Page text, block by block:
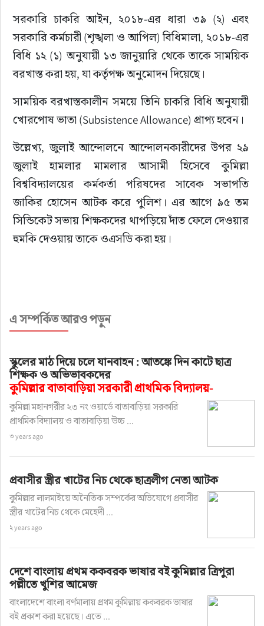
সরকারি চাকরি আইন, ২০১৮-এর ধারা ৩৯ (২) এবং
সরকারি কর্মচারী (শৃঙ্খলা ও আপিল) বিধিমালা, ২০১৮-এর
বিধি ১২ (১) অনুযায়ী ১৩ জানুয়ারি থেকে তাকে সাময়িক
বরখাস্ত করা হয়, যা কর্তৃপক্ষ অনুমোদন দিয়েছে।
সাময়িক বরখাস্তকালীন সময়ে তিনি চাকরি বিধি অনুযায়ী
খোরপোষ ভাতা (Subsistence Allowance) প্রাপ্য হবেন।
উল্লেখ্য, জুলাই আন্দোলনে আন্দোলনকারীদের উপর ২৯
জুলাই হামলার মামলার আসামী হিসেবে কুমিল্লা
বিশ্ববিদ্যালয়ের কর্মকর্তা পরিষদের সাবেক সভাপতি
জাকির হোসেন আটক করে পুলিশ। এর আগে ৯৫ তম
সিন্ডিকেট সভায় শিক্ষকদের থাপড়িয়ে দাঁত ফেলে দেওয়ার
হুমকি দেওয়ায় তাকে ওএসডি করা হয়।
এ সম্পর্কিত আরও পড়ুন
স্কুলের মাঠ দিয়ে চলে যানবাহন : আতঙ্কে দিন কাটে ছাত্র
শিক্ষক ও অভিভাবকদের
কুমিল্লার বাতাবাড়িয়া সরকারী প্রাথমিক বিদ্যালয়-
কুমিল্লা মহানগরীর ২৩ নং ওয়ার্ডে বাতাবাড়িয়া সরকারি
প্রাথমিক বিদ্যালয় ও বাতাবাড়িয়া উচ্চ ...
৩ years ago
প্রবাসীর স্ত্রীর খাটের নিচ থেকে ছাত্রলীগ নেতা আটক
কুমিল্লার লালমাইয়ে অনৈতিক সম্পর্কের অভিযোগে প্রবাসীর
স্ত্রীর খাটের নিচ থেকে মেহেদী ...
২ years ago
দেশে বাংলায় প্রথম ককবরক ভাষার বই কুমিল্লার ত্রিপুরা
পল্লীতে খুশির আমেজ
বাংলাদেশে বাংলা বর্ণমালায় প্রথম কুমিল্লায় ককবরক ভাষার
বই প্রকাশ করা হয়েছে। এতে ...